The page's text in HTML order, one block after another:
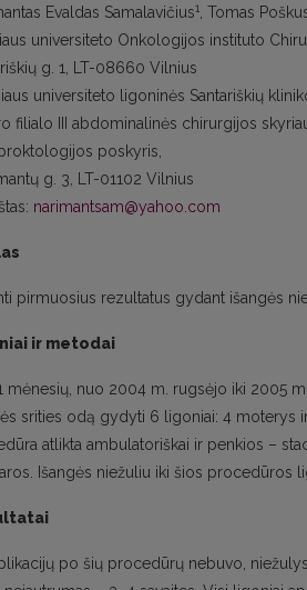
Evaldas Samalavičius1, Tomas
universiteto Onkologijos instituto
g. 1, LT-08660 Vilnius
universiteto ligoninės Santariškių
filialo III abdominalinės chirurgijos
poskyris,
g. 3, LT-01102 Vilnius
narimantsam@yahoo.com
pirmuosius rezultatus gydant išangės
ir metodai
mėnesių, nuo 2004 m. rugsėjo iki 2005
srities odą gydyti 6 ligoniai: 4 moterys
atlikta ambulatoriškai ir penkios –
Išangės niežuliu iki šios procedūros
po šių procedūrų nebuvo,